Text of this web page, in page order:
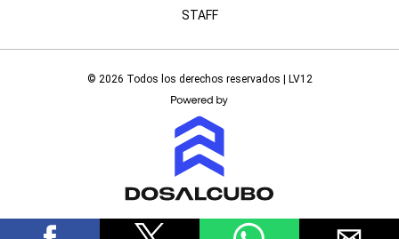
STAFF
© 2026 Todos los derechos reservados | LV12